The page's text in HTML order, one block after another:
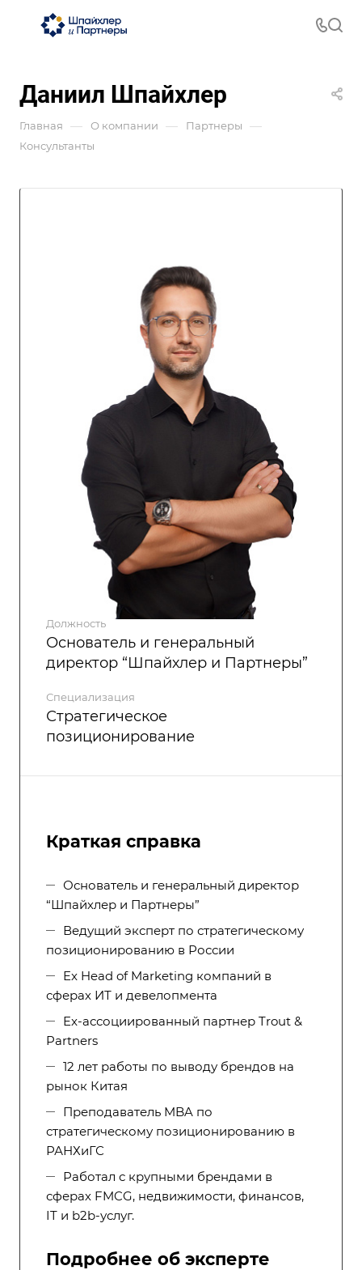
Даниил Шпайхлер
Главная — О компании — Партнеры —
Консультанты
Должность
Основатель и генеральный
директор “Шпайхлер и Партнеры”
Специализация
Стратегическое
позиционирование
Краткая справка
Основатель и генеральный директор
“Шпайхлер и Партнеры”
Ведущий эксперт по стратегическому
позиционированию в России
Ex Head of Marketing компаний в
сферах ИТ и девелопмента
Ex-ассоциированный партнер Trout &
Partners
12 лет работы по выводу брендов на
рынок Китая
Преподаватель MBA по
стратегическому позиционированию в
РАНХиГС
Работал с крупными брендами в
сферах FMCG, недвижимости, финансов,
IT и b2b-услуг.
Подробнее об эксперте